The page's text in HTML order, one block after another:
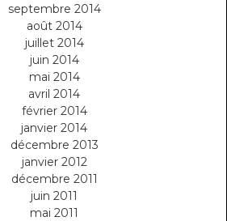
septembre 2014
août 2014
juillet 2014
juin 2014
mai 2014
avril 2014
février 2014
janvier 2014
décembre 2013
janvier 2012
décembre 2011
juin 2011
mai 2011